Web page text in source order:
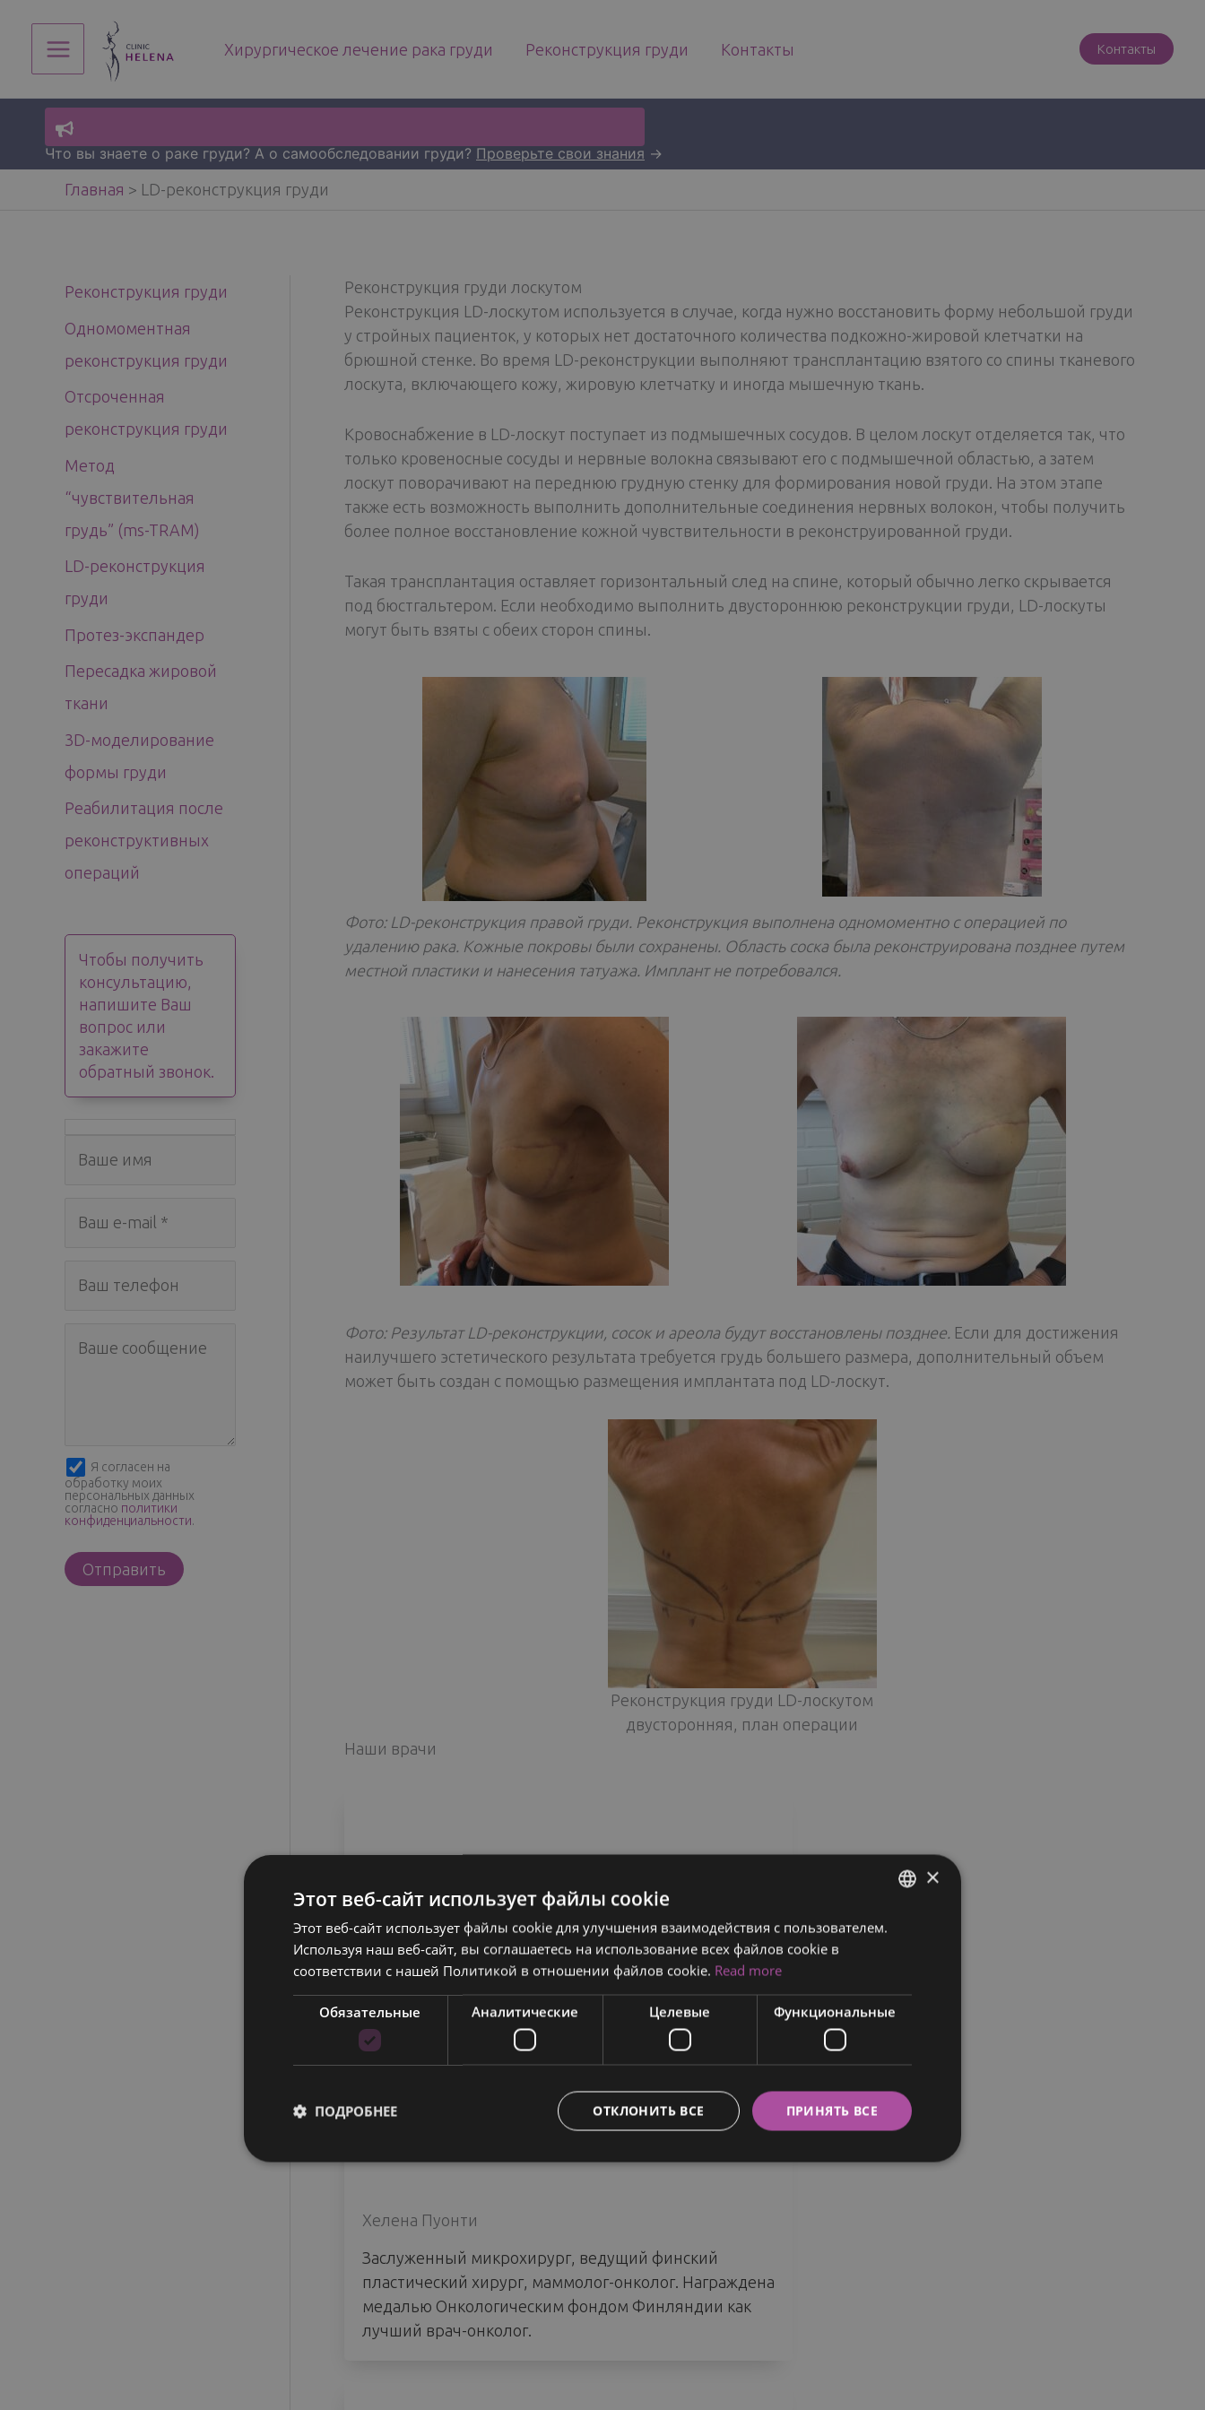
содержимому
Main
Menu
Хирургическое лечение рака груди Реконструкция груди Контакты Контакты
Что вы знаете о раке груди? А о самообследовании груди? Проверьте свои знания →
Главная > LD-реконструкция груди
Реконструкция груди
Одномоментная
реконструкция груди
Отсроченная
реконструкция груди
Метод
“чувствительная
грудь” (ms-TRAM)
LD-реконструкция
груди
Протез-экспандер
Пересадка жировой
ткани
3D-моделирование
формы груди
Реабилитация после
реконструктивных
операций
Чтобы получить
консультацию,
напишите Ваш
вопрос или
закажите
обратный звонок.
Я согласен на
обработку моих
персональных данных
согласно политики
конфиденциальности.
Реконструкция груди лоскутом
Реконструкция LD-лоскутом используется в случае, когда нужно восстановить форму небольшой груди
у стройных пациенток, у которых нет достаточного количества подкожно-жировой клетчатки на
брюшной стенке. Во время LD-реконструкции выполняют трансплантацию взятого со спины тканевого
лоскута, включающего кожу, жировую клетчатку и иногда мышечную ткань.
Кровоснабжение в LD-лоскут поступает из подмышечных сосудов. В целом лоскут отделяется так, что
только кровеносные сосуды и нервные волокна связывают его с подмышечной областью, а затем
лоскут поворачивают на переднюю грудную стенку для формирования новой груди. На этом этапе
также есть возможность выполнить дополнительные соединения нервных волокон, чтобы получить
более полное восстановление кожной чувствительности в реконструированной груди.
Такая трансплантация оставляет горизонтальный след на спине, который обычно легко скрывается
под бюстгальтером. Если необходимо выполнить двустороннюю реконструкции груди, LD-лоскуты
могут быть взяты с обеих сторон спины.
Фото: LD-реконструкция правой груди. Реконструкция выполнена одномоментно с операцией по
удалению рака. Кожные покровы были сохранены. Область соска была реконструирована позднее путем
местной пластики и нанесения татуажа. Имплант не потребовался.
Фото: Результат LD-реконструкции, сосок и ареола будут восстановлены позднее. Если для достижения
наилучшего эстетического результата требуется грудь большего размера, дополнительный объем
может быть создан с помощью размещения имплантата под LD-лоскут.
Реконструкция груди LD-лоскутом
двусторонняя, план операции
Наши врачи
Хелена Пуонти
Заслуженный микрохирург, ведущий финский
пластический хирург, маммолог-онколог. Награждена
медалью Онкологическим фондом Финляндии как
лучший врач-онколог.
ITALIAN
×
Этот веб-сайт использует файлы cookie
Этот веб-сайт использует файлы cookie для улучшения взаимодействия с пользователем.
Используя наш веб-сайт, вы соглашаетесь на использование всех файлов cookie в
соответствии с нашей Политикой в ​​отношении файлов cookie. Read more
Обязательные Аналитические Целевые Функциональные
ПРИНЯТЬ ВСЕ
ОТКЛОНИТЬ ВСЕ
ПОДРОБНЕЕ